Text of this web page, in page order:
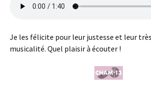
Je les félicite pour leur justesse et leur
musicalité. Quel plaisir à écouter !